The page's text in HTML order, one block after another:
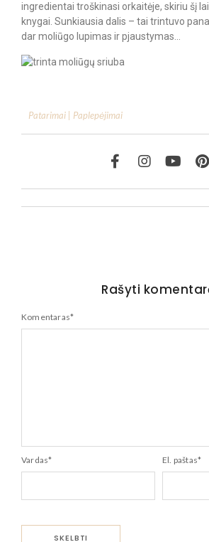
ingredientai troškinasi orkaitėje, skiriu šį
knygai. Sunkiausia dalis – tai trintuvo
dar moliūgo lupimas ir pjaustymas…
Patarimai | Paplepėjimai
Rašyti
Komentaras*
Vardas* El. paštas*